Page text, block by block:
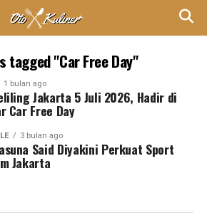
tagged "Car Free Day"
1 bulan ago
Jakarta 5 Juli 2026, Hadir di
Car Free Day
3 bulan ago
Said Diyakini Perkuat Sport
Jakarta